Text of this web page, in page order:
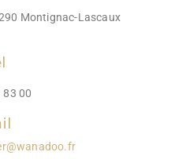
Montignac-Lascaux
83 00